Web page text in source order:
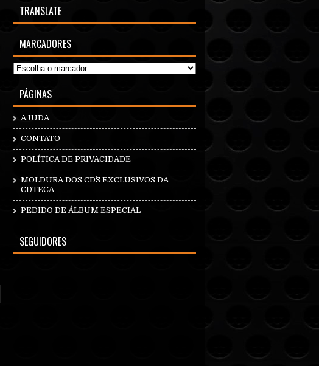
TRANSLATE
MARCADORES
PÁGINAS
AJUDA
CONTATO
POLÍTICA DE PRIVACIDADE
MOLDURA DOS CD`S EXCLUSIVOS DA
CDTECA
PEDIDO DE ÁLBUM ESPECIAL
SEGUIDORES